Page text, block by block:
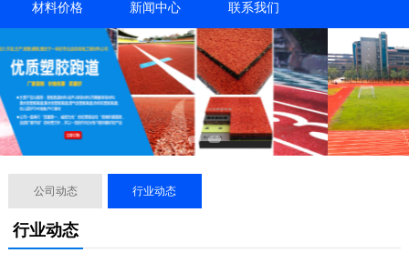
材料价格 新闻中心 联系我们
公司动态 行业动态
行业动态